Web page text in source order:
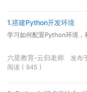
1.搭建Python开发环境
学习如何配置Python环境
六星教育-云归老师
发布
阅读 ( 945 )